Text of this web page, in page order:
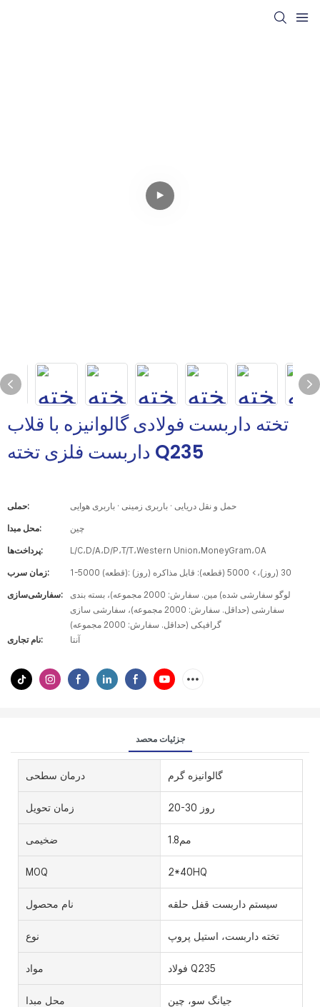
تخته داربست فولادی گالوانیزه با قلاب
داربست فلزی تخته Q235
حملی: حمل و نقل دریایی · باربری زمینی · باربری هوایی
محل مبدا: چین
پرداخت‌ها: L/C،D/A،D/P،T/T،Western Union،MoneyGram،OA
زمان سرب: 1-5000 (قطعه): 30 (روز)،> 5000 (قطعه): قابل مذاکره (روز)
سفارشی‌سازی:
لوگو سفارشی شده) مین. سفارش: 2000 مجموعه)، بسته بندی
سفارشی (حداقل. سفارش: 2000 مجموعه)، سفارشی سازی
گرافیکی (حداقل. سفارش: 2000 مجموعه)
نام تجاری:
آنتا
جزئیات محصد
درمان سطحی گالوانیزه گرم
زمان تحویل 20-30 روز
ضخیمی مم1.8
MOQ 2*40HQ
نام محصول سیستم داربست قفل حلقه
نوع تخته داربست، استیل پروپ
مواد فولاد Q235
محل مبدا جیانگ سو، چین